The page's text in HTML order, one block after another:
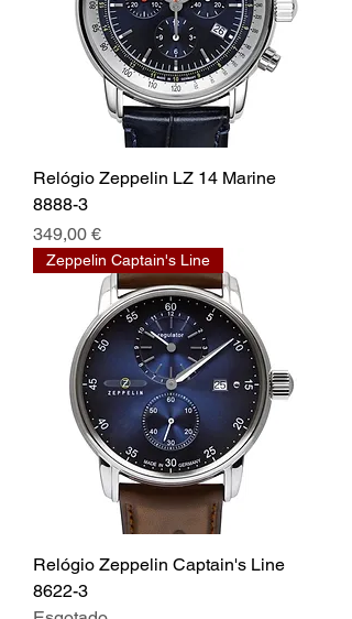
Relógio Zeppelin LZ 14 Marine
8888-3
Preço
349,00 €
Zeppelin Captain's Line
Relógio Zeppelin Captain's Line
8622-3